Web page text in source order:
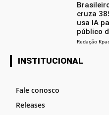
cruza
usa IA
público
Redação
INSTITUCIONAL
Fale conosco
Releases